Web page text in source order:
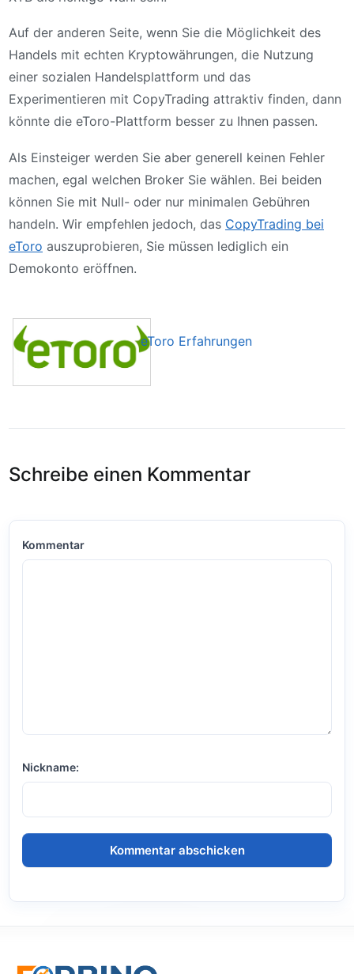
Auf der anderen Seite, wenn Sie die Möglichkeit des
Handels mit echten Kryptowährungen, die Nutzung
einer sozialen Handelsplattform und das
Experimentieren mit CopyTrading attraktiv finden, dann
könnte die eToro-Plattform besser zu Ihnen passen.
Als Einsteiger werden Sie aber generell keinen Fehler
machen, egal welchen Broker Sie wählen. Bei beiden
können Sie mit Null- oder nur minimalen Gebühren
handeln. Wir empfehlen jedoch, das CopyTrading bei
eToro auszuprobieren, Sie müssen lediglich ein
Demokonto eröffnen.
eToro Erfahrungen
Schreibe einen Kommentar
Kommentar
Nickname: